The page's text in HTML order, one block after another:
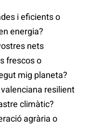
i eficients o
energia?
nets
frescos o
mig planeta?
resilient
climàtic?
agrària o